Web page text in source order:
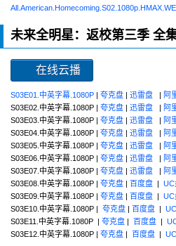
未来全明星：返校第三季 全
在线云播
S03E01.中英字幕.1080P | 夸克盘 | 迅雷盘 | 阿
S03E02.中英字幕.1080P | 夸克盘 | 迅雷盘 | 阿
S03E03.中英字幕.1080P | 夸克盘 | 迅雷盘 | 阿
S03E04.中英字幕.1080P | 夸克盘 | 迅雷盘 | 阿
S03E05.中英字幕.1080P | 夸克盘 | 迅雷盘 | 阿
S03E06.中英字幕.1080P | 夸克盘 | 迅雷盘 | 阿
S03E07.中英字幕.1080P | 夸克盘 | 迅雷盘 | 阿
S03E08.中英字幕.1080P | 夸克盘 | 百度盘 | UC
S03E09.中英字幕.1080P | 夸克盘 | 百度盘 | UC
S03E10.中英字幕.1080P | 夸克盘 | 百度盘 |
S03E11.中英字幕.1080P | 夸克盘 | 百度盘 |
S03E12.中英字幕.1080P | 夸克盘 | 百度盘 |